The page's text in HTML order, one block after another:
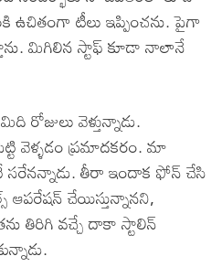
టీలు ఇప్పించను. పైగా
మిగిలిన స్టాఫ్ కూడా నాలానే
రోజులు వెళ్తున్నాడు.
వెళ్ళడం ప్రమాదకరం. మా
తీరా ఇందాక ఫోన్ చేసి
ఆపరేషన్ చేయిస్తున్నానని,
తిరిగి వచ్చే దాకా స్టాలిన్